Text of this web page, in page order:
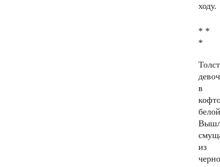
ходу.
* *
*
в
белой
из